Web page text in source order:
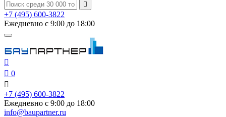

+7 (495) 600-3822
Ежедневно с 9:00 до 18:00

 0

+7 (495) 600-3822
Ежедневно с 9:00 до 18:00
info@baupartner.ru